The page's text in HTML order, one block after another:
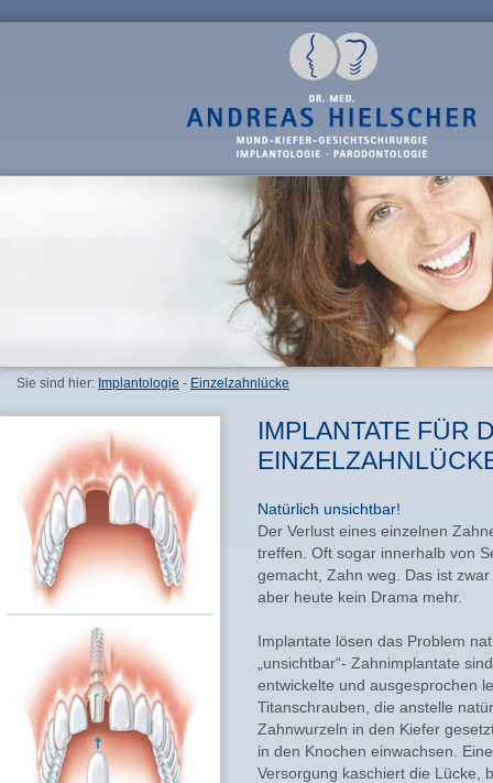
Sie sind hier: Implantologie - Einzelzahnlücke
IMPLANTATE FÜR
Natürlich unsichtbar!
Der Verlust eines einzelnen
treffen. Oft sogar innerhalb von
gemacht, Zahn weg. Das ist
aber heute kein Drama mehr.
Implantate lösen das Problem
„unsichtbar“- Zahnimplantate
entwickelte und ausgesprochen
Titanschrauben, die anstelle
Zahnwurzeln in den Kiefer
in den Knochen einwachsen.
Versorgung kaschiert die Lücke,